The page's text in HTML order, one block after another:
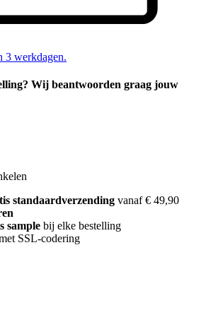
3 werkdagen.
Wij beantwoorden graag jouw
standaardverzending vanaf € 49,90
sample bij elke bestelling
SSL-codering